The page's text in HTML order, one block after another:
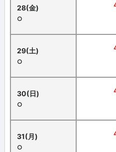
28(金)
○
29(土)
○
30(日)
○
31(月)
○